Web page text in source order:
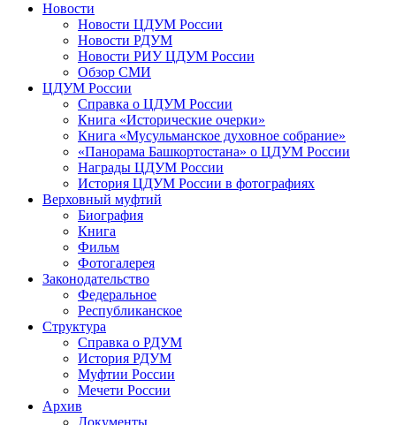
Новости
Новости ЦДУМ России
Новости РДУМ
Новости РИУ ЦДУМ России
Обзор СМИ
ЦДУМ России
Справка о ЦДУМ России
Книга «Исторические очерки»
Книга «Мусульманское духовное собрание»
«Панорама Башкортостана» о ЦДУМ России
Награды ЦДУМ России
История ЦДУМ России в фотографиях
Верховный муфтий
Биография
Книга
Фильм
Фотогалерея
Законодательство
Федеральное
Республиканское
Структура
Справка о РДУМ
История РДУМ
Муфтии России
Мечети России
Архив
Документы